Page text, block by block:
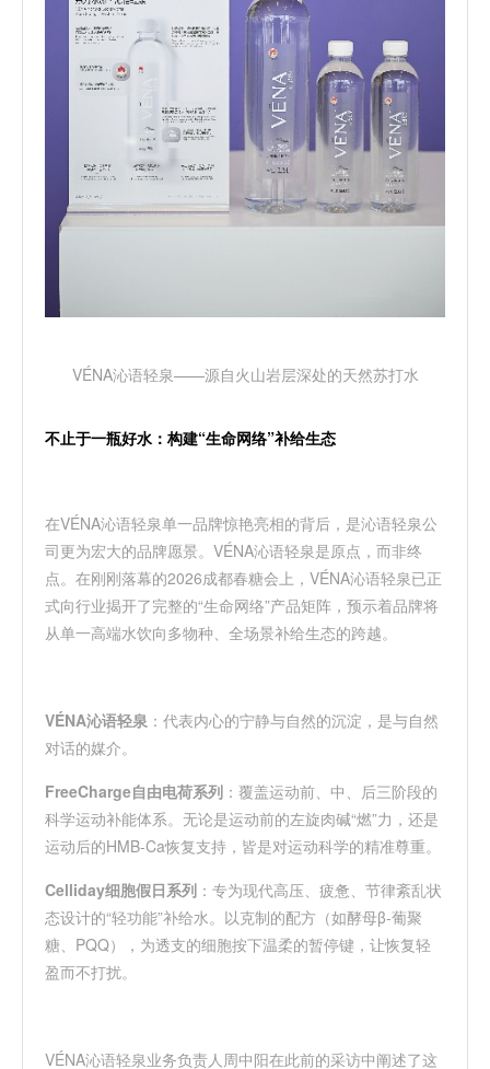
VÉNA沁语轻泉——源自火山岩层深处的天然苏打水
不止于一瓶好水：构建“生命网络”补给生态
在VÉNA沁语轻泉单一品牌惊艳亮相的背后，是沁语轻泉公
司更为宏大的品牌愿景。 VÉNA沁语轻泉是原点，而非终
点。在刚刚落幕的2026成都春糖会上， VÉNA沁语轻泉已正
式向行业揭开了完整的“生命网络”产品矩阵 ，预示着品牌将
从单一高端水饮向多物种、全场景补给生态的跨越。
VÉNA沁语轻泉 ：代表内心的宁静与自然的沉淀，是与自然
对话的媒介。
FreeCharge自由电荷系列 ：覆盖运动前、中、后三阶段的
科学运动补能体系。无论是运动前的左旋肉碱“燃”力，还是
运动后的HMB-Ca恢复支持，皆是对运动科学的精准尊重。
Celliday细胞假日系列 ：专为现代高压、疲惫、节律紊乱状
态设计的“轻功能”补给水。以克制的配方（如酵母β-葡聚
糖、 PQQ），为透支的细胞按下温柔的暂停键，让恢复轻
盈而不打扰。
VÉNA沁语轻泉业务负责人 周中阳在此前的采访中阐述了这